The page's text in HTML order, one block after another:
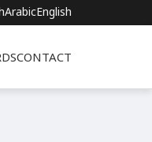
ArabicEnglish
CONTACT